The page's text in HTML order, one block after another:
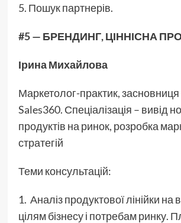
5. Пошук партнерів.
#5 — БРЕНДИНГ, ЦІННІСНА
Ірина Михайлова
Маркетолог-практик, засновниця
Sales360. Спеціалізація – вивід
продуктів на ринок, розробка
стратегій
Теми консультацій:
1. Аналіз продуктової лінійки на
цілям бізнесу і потребам ринку.